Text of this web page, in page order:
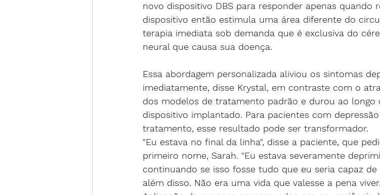
novo dispositivo DBS para responder apenas quando
dispositivo então estimula uma área diferente do
terapia imediata sob demanda que é exclusiva do
neural que causa sua doença.
Essa abordagem personalizada aliviou os sintomas
imediatamente, disse Krystal, em contraste com o
dos modelos de tratamento padrão e durou ao longo
dispositivo implantado. Para pacientes com
tratamento, esse resultado pode ser transformador.
"Eu estava no final da linha", disse a paciente, que
primeiro nome, Sarah. "Eu estava severamente
continuando se isso fosse tudo que eu seria capaz
além disso. Não era uma vida que valesse a pena